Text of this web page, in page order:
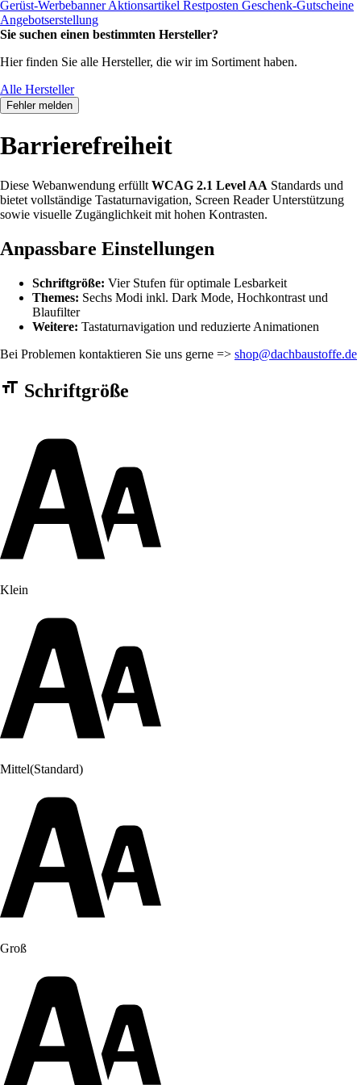
Gerüst-WerbebannerAktionsartikel Restposten Geschenk-Gutscheine
Angebotserstellung
Sie suchen einen bestimmten Hersteller?
Hier finden Sie alle Hersteller, die wir im Sortiment haben.
Alle Hersteller
Fehler melden
Barrierefreiheit
Diese Webanwendung erfüllt WCAG 2.1 Level AA Standards und
bietet vollständige Tastaturnavigation, Screen Reader Unterstützung
sowie visuelle Zugänglichkeit mit hohen Kontrasten.
Anpassbare Einstellungen
Schriftgröße: Vier Stufen für optimale Lesbarkeit
Themes: Sechs Modi inkl. Dark Mode, Hochkontrast und
Blaufilter
Weitere: Tastaturnavigation und reduzierte Animationen
Bei Problemen kontaktieren Sie uns gerne => shop@dachbaustoffe.de
Barrierefreiheit Einstellungen Formular
Schriftgröße
Klein
Mittel(Standard)
Groß